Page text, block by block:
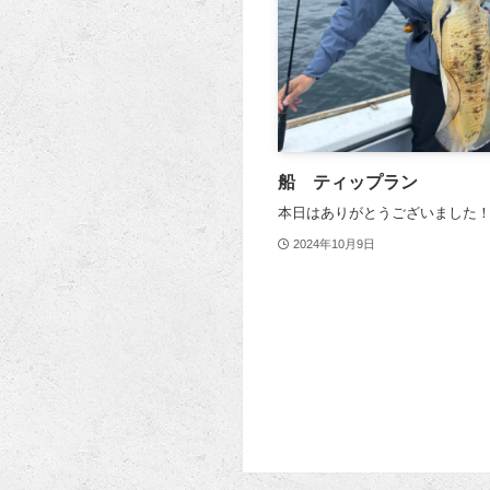
船 ティップラン
本日はありがとうございました！
2024年10月9日